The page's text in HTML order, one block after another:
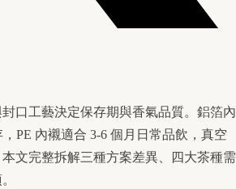
口工藝決定保存期與香氣品質。鋁箔內
PE 內襯適合 3-6 個月日常品飲，真空
文完整拆解三種方案差異、四大茶種需